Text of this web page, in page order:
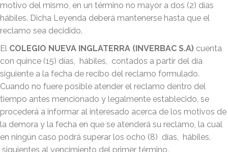
motivo del mismo, en un término no mayor a dos (2) días
hábiles. Dicha Leyenda deberá mantenerse hasta que el
reclamo sea decidido.
El COLEGIO NUEVA INGLATERRA (INVERBAC S.A) cuenta
con quince (15) días, hábiles, contados a partir del día
siguiente a la fecha de recibo del reclamo formulado.
Cuando no fuere posible atender el reclamo dentro del
tiempo antes mencionado y legalmente establecido, se
procederá a informar al interesado acerca de los motivos de
la demora y la fecha en que se atenderá su reclamo, la cual
en ningún caso podrá superar los ocho (8) días, hábiles,
siguientes al vencimiento del primer término.